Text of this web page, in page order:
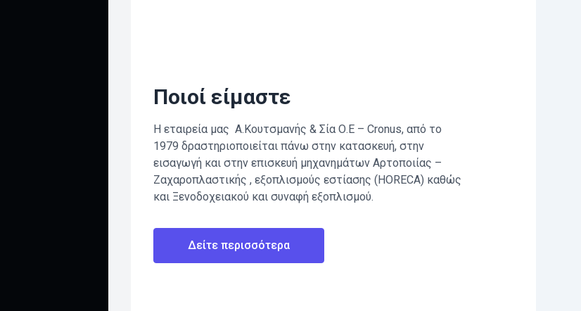
Ποιοί είμαστε
Η εταιρεία μας Α.Κουτσμανής & Σία Ο.Ε – Cronus, από το
1979 δραστηριοποιείται πάνω στην κατασκευή, στην
εισαγωγή και στην επισκευή μηχανημάτων Αρτοποιίας –
Ζαχαροπλαστικής , εξοπλισμούς εστίασης (HORECA) καθώς
και Ξενοδοχειακού και συναφή εξοπλισμού.
Δείτε περισσότερα